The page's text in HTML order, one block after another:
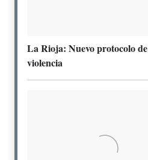
La Rioja: Nuevo protocolo de
violencia